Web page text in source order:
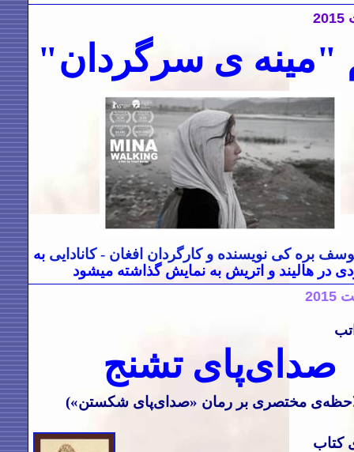
2015
"مینه ی سرگردان"
بره کی نویسنده و کارگردان افغان - کانادایی به
در هالیند و اتریش به نمایش گذاشته میشود
2015
صدای‌پای تشنج
مختصری بر رمان «صدای‌پای شکستن»)
کتاب